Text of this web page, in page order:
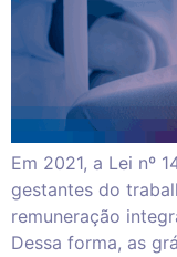
Em 2021, a Lei nº
gestantes do
remuneração
Dessa forma, as